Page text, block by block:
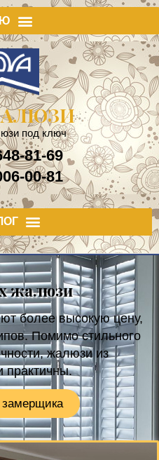
под ключ
81-69
00-81
жалюзи
более высокую цену,
Помимо стильного
жалюзи из
практичны.